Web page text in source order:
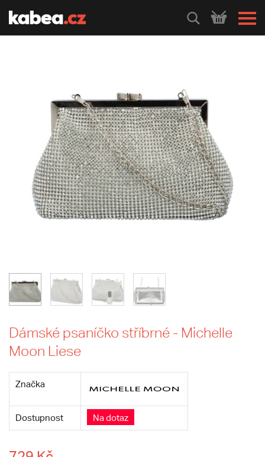
HLEDEJ
Dámské psaníčko stříbrné - Michelle
Moon Liese
Značka
Dostupnost Na dotaz